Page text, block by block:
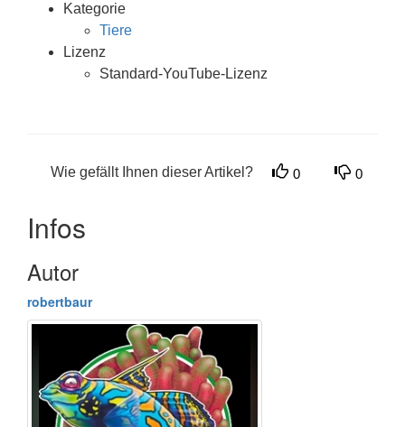
Kategorie
Tiere
Lizenz
Standard-YouTube-Lizenz
Wie gefällt Ihnen dieser Artikel? 0 0
Infos
Autor
robertbaur